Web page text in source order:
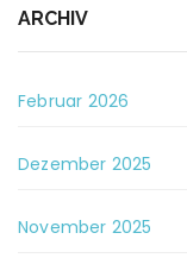
ARCHIV
Februar 2026
Dezember 2025
November 2025